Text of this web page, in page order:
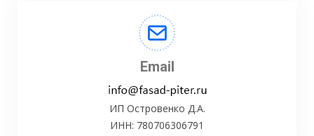
Email
ИП Островенко Д.А.
ИНН: 780706306791